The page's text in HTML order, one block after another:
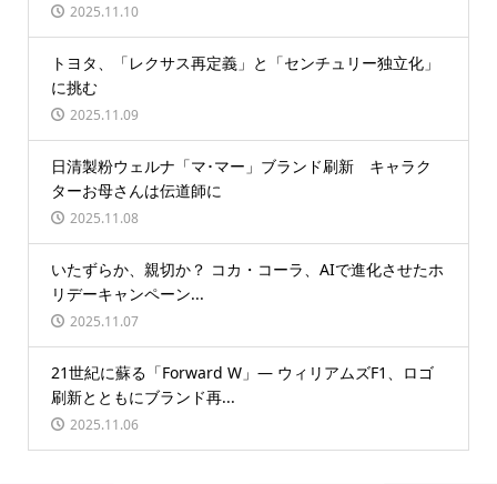
2025.11.10
トヨタ、「レクサス再定義」と「センチュリー独立化」
に挑む
2025.11.09
日清製粉ウェルナ「マ･マー」ブランド刷新 キャラク
ターお母さんは伝道師に
2025.11.08
いたずらか、親切か？ コカ・コーラ、AIで進化させたホ
リデーキャンペーン...
2025.11.07
21世紀に蘇る「Forward W」― ウィリアムズF1、ロゴ
刷新とともにブランド再...
2025.11.06